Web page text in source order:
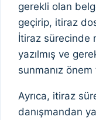
gerekli olan
geçirip, itiraz
İtiraz sürecinde
yazılmış ve
sunmanız önem
Ayrıca, itiraz
danışmandan